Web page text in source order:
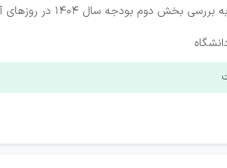
آتی نسبت به اصلاح مبلغ سقف خالص پرداختی اقدام فرمایند.